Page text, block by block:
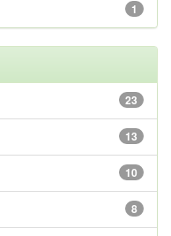
1
23
13
10
8